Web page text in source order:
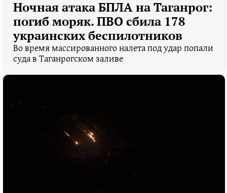
Ночная атака БПЛА на Таганрог:
погиб моряк. ПВО сбила 178
украинских беспилотников
Во время массированного налета под удар попали
суда в Таганрогском заливе